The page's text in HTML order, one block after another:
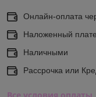
Онлайн-оплата
Наложенный
Наличными
Рассрочка или